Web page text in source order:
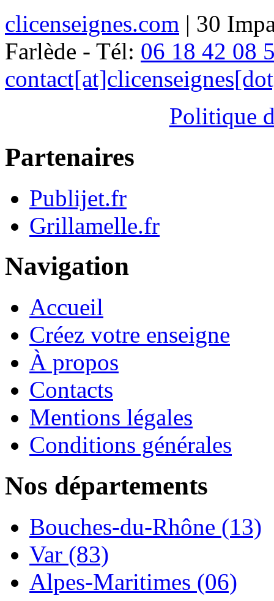
clicenseignes.com | 30
Farlède - Tél: 06 18 42 08
Politique
Partenaires
Publijet.fr
Grillamelle.fr
Navigation
Accueil
Créez votre enseigne
À propos
Contacts
Mentions légales
Conditions générales
Nos départements
Bouches-du-Rhône (13)
Var (83)
Alpes-Maritimes (06)